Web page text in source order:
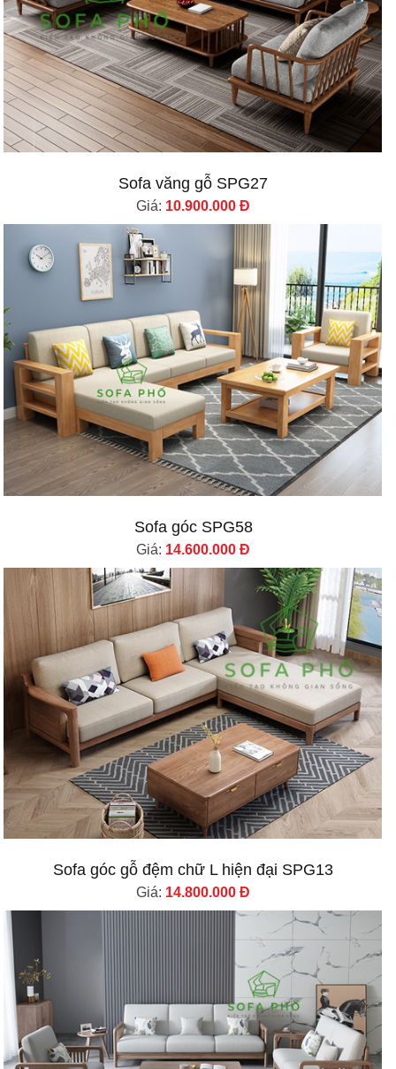
Sofa văng gỗ SPG27
Giá: 10.900.000 Đ
Sofa góc SPG58
Giá: 14.600.000 Đ
Sofa góc gỗ đệm chữ L hiện đại SPG13
Giá: 14.800.000 Đ